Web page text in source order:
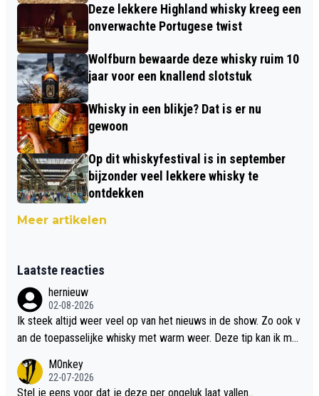
Deze lekkere Highland whisky kreeg een
onverwachte Portugese twist
Wolfburn bewaarde deze whisky ruim 10
jaar voor een knallend slotstuk
Whisky in een blikje? Dat is er nu
gewoon
Op dit whiskyfestival is in september
bijzonder veel lekkere whisky te
ontdekken
Meer artikelen
Laatste reacties
hernieuw
02-08-2026
Ik steek altijd weer veel op van het nieuws in de show. Zo ook v
an de toepasselijke whisky met warm weer. Deze tip kan ik met
M0nkey
22-07-2026
Stel je eens voor dat je deze per ongeluk laat vallen..